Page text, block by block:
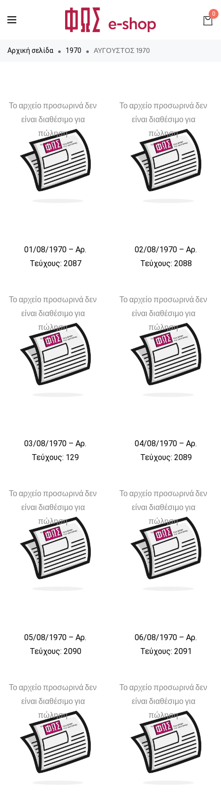
0
Αρχική σελίδα 1970 ΑΥΓΟΥΣΤΟΣ 1970
Το αρχείο προσωρινά δεν
είναι διαθέσιμο για
πώληση
01/08/1970 – Αρ.
Τεύχους: 2087
Το αρχείο προσωρινά δεν
είναι διαθέσιμο για
πώληση
02/08/1970 – Αρ.
Τεύχους: 2088
Το αρχείο προσωρινά δεν
είναι διαθέσιμο για
πώληση
03/08/1970 – Αρ.
Τεύχους: 129
Το αρχείο προσωρινά δεν
είναι διαθέσιμο για
πώληση
04/08/1970 – Αρ.
Τεύχους: 2089
Το αρχείο προσωρινά δεν
είναι διαθέσιμο για
πώληση
05/08/1970 – Αρ.
Τεύχους: 2090
Το αρχείο προσωρινά δεν
είναι διαθέσιμο για
πώληση
06/08/1970 – Αρ.
Τεύχους: 2091
Το αρχείο προσωρινά δεν
είναι διαθέσιμο για
πώληση
Το αρχείο προσωρινά δεν
είναι διαθέσιμο για
πώληση